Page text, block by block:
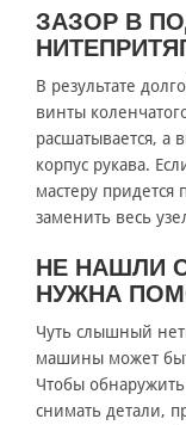
ЗАЗОР В
В результате
винты
расшатывается, а
корпус рукава.
мастеру
заменить весь
НЕ НАШЛИ
НУЖНА
Чуть слышный
машины может
Чтобы
снимать детали,